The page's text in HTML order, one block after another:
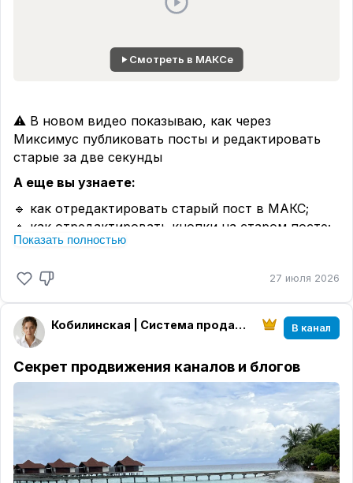
Смотреть в МАКСе
⚠️ В новом видео показываю, как через
Миксимус публиковать посты и редактировать
старые за две секунды
А еще вы узнаете:
🔹 как отредактировать старый пост в МАКС;
🔹 как отредактировать кнопки на старом посте;
🔹 как сделать верстку для публикации;
одним сообщением.
Полная версия на Рутуб ⬇️
Показать полностью
27 июля 2026
Кобилинская | Система продаж из блога В канал
Секрет продвижения каналов и блогов